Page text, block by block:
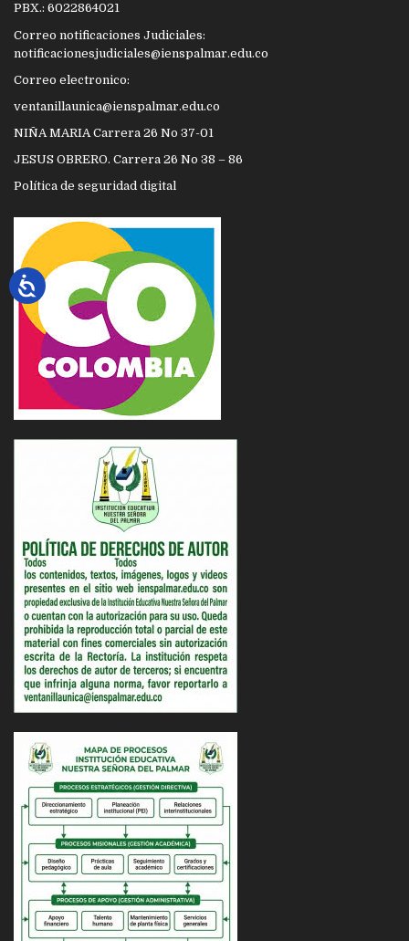
PBX.: 6022864021
Correo notificaciones Judiciales:
notificacionesjudiciales@ienspalmar.edu.co
Correo electronico:
ventanillaunica@ienspalmar.edu.co
NIÑA MARIA Carrera 26 No 37-01
JESUS OBRERO. Carrera 26 No 38 – 86
Política de seguridad digital